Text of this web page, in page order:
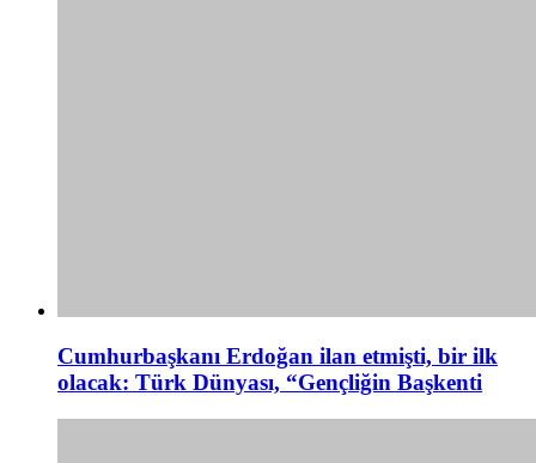
Cumhurbaşkanı Erdoğan ilan etmişti, bir ilk
olacak: Türk Dünyası, “Gençliğin Başkenti